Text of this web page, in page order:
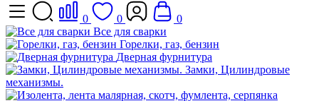
0 0
0
Все для сварки
Горелки, газ, бензин
Дверная фурнитура
Замки, Цилиндровые
механизмы.